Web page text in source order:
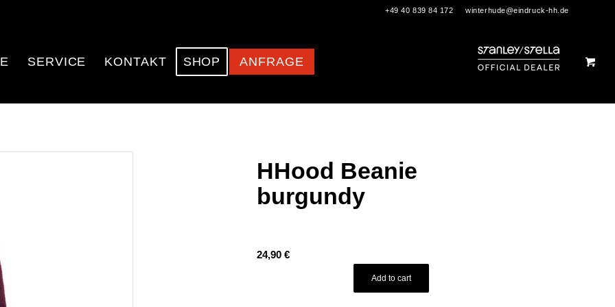
+49 40 839 84 172 winterhude@eindruck-hh.de
SERVICE KONTAKT SHOP ANFRAGE
HHood Beanie
burgundy
24,90 €
Add to cart